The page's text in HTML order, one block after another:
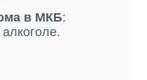
в МКБ: